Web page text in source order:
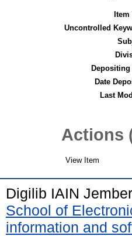
Item
Uncontrolled
Depositing
Date
Last
Actions
View Item
Digilib IAIN
School of
information and